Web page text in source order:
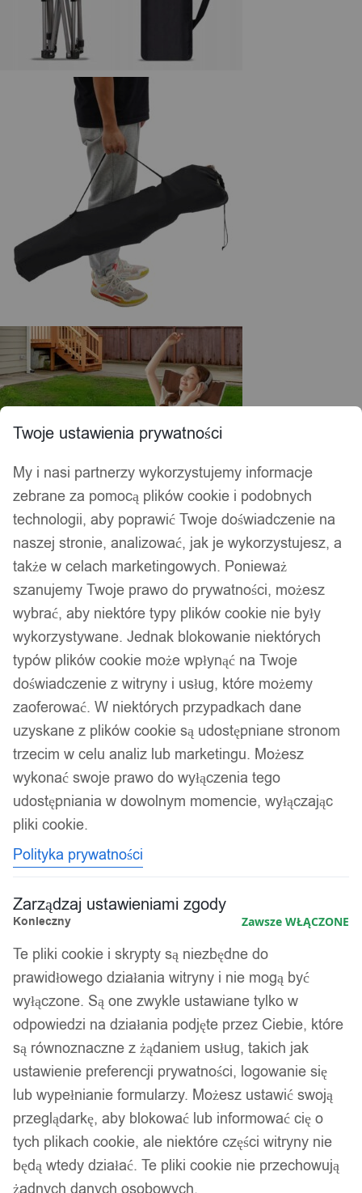
Twoje ustawienia prywatności
My i nasi partnerzy wykorzystujemy informacje
zebrane za pomocą plików cookie i podobnych
technologii, aby poprawić Twoje doświadczenie na
naszej stronie, analizować, jak je wykorzystujesz, a
także w celach marketingowych. Ponieważ
szanujemy Twoje prawo do prywatności, możesz
wybrać, aby niektóre typy plików cookie nie były
wykorzystywane. Jednak blokowanie niektórych
typów plików cookie może wpłynąć na Twoje
doświadczenie z witryny i usług, które możemy
zaoferować. W niektórych przypadkach dane
uzyskane z plików cookie są udostępniane stronom
trzecim w celu analiz lub marketingu. Możesz
wykonać swoje prawo do wyłączenia tego
udostępniania w dowolnym momencie, wyłączając
pliki cookie.
Polityka prywatności
Zarządzaj ustawieniami zgody
Konieczny Zawsze WŁĄCZONE
Te pliki cookie i skrypty są niezbędne do
prawidłowego działania witryny i nie mogą być
wyłączone. Są one zwykle ustawiane tylko w
odpowiedzi na działania podjęte przez Ciebie, które
są równoznaczne z żądaniem usług, takich jak
ustawienie preferencji prywatności, logowanie się
lub wypełnianie formularzy. Możesz ustawić swoją
przeglądarkę, aby blokować lub informować cię o
tych plikach cookie, ale niektóre części witryny nie
będą wtedy działać. Te pliki cookie nie przechowują